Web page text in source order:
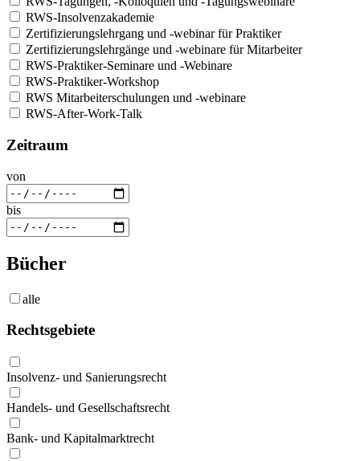
RWS-Insolvenzakademie
Zertifizierungslehrgang und -webinar für Praktiker
Zertifizierungslehrgänge und -webinare für Mitarbeiter
RWS-Praktiker-Seminare und -Webinare
RWS-Praktiker-Workshop
RWS Mitarbeiterschulungen und -webinare
RWS-After-Work-Talk
Zeitraum
von
bis
Bücher
alle
Rechtsgebiete
Insolvenz- und Sanierungsrecht
Handels- und Gesellschaftsrecht
Bank- und Kapitalmarktrecht